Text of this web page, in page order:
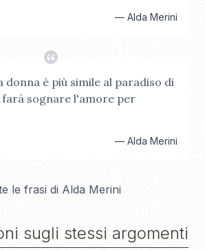
— Alda Merini
donna è più simile al paradiso di
farà sognare l'amore per
— Alda Merini
le frasi di Alda Merini
sugli stessi argomenti